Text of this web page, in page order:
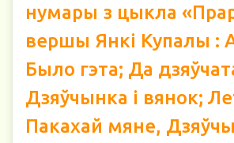
нумары з цыкла
вершы Янкі Купалы :
Было гэта; Да
Дзяўчынка і вянок;
Пакахай мяне,